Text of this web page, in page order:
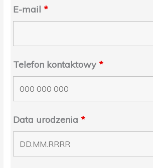
E-mail*
Telefon kontaktowy*
Data urodzenia*